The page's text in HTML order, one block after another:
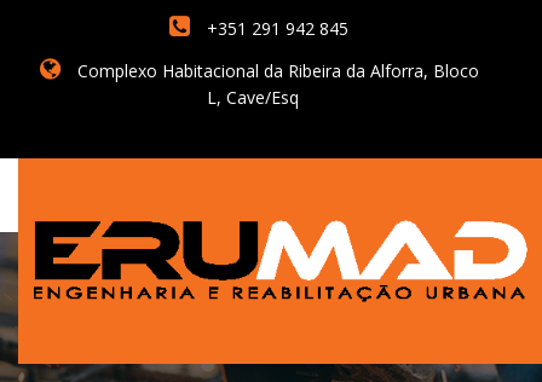
+351 291 942 845
Complexo Habitacional da Ribeira da Alforra, Bloco
L, Cave/Esq